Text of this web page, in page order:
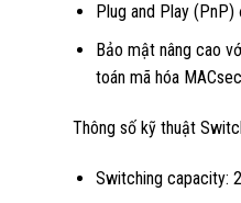
Plug and Play
Bảo mật nâng cao
toán mã hóa
Thông số kỹ thuật
Switching capacity: